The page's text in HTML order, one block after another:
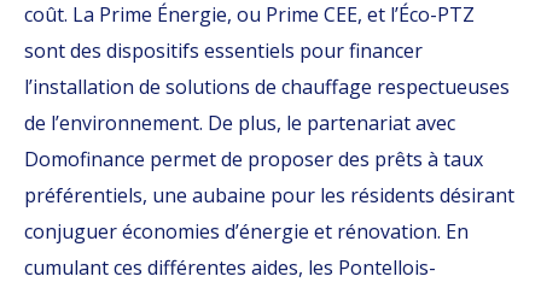
coût. La Prime Énergie, ou Prime CEE, et l’Éco-PTZ
sont des dispositifs essentiels pour financer
l’installation de solutions de chauffage respectueuses
de l’environnement. De plus, le partenariat avec
Domofinance permet de proposer des prêts à taux
préférentiels, une aubaine pour les résidents désirant
conjuguer économies d’énergie et rénovation. En
cumulant ces différentes aides, les Pontellois-